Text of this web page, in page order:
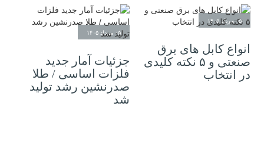
۰۵ مرداد ۱۴۰۵
انواع کابل های برق
صنعتی و ۵ نکته کلیدی
در انتخاب
۰۵ مرداد ۱۴۰۵
جزئیات آمار جدید
فلزات اساسی / طلا
صدرنشین رشد تولید
شد